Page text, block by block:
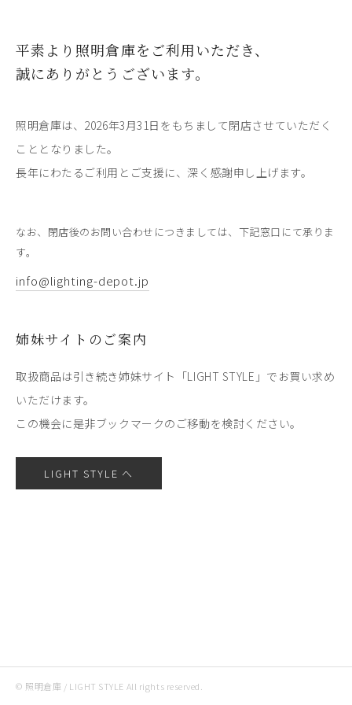
平素より照明倉庫をご利用いただき、
誠にありがとうございます。
照明倉庫は、2026年3月31日をもちまして閉店させていただく
こととなりました。
長年にわたるご利用とご支援に、深く感謝申し上げます。
なお、閉店後のお問い合わせにつきましては、下記窓口にて承りま
す。
info@lighting-depot.jp
姉妹サイトのご案内
取扱商品は引き続き姉妹サイト「LIGHT STYLE」でお買い求め
いただけます。
この機会に是非ブックマークのご移動を検討ください。
LIGHT STYLE へ
© 照明倉庫 / LIGHT STYLE All rights reserved.